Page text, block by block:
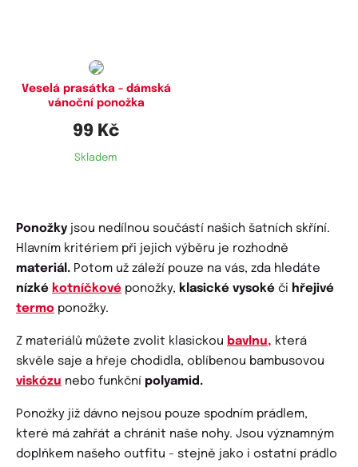
Veselá prasátka - dámská
vánoční ponožka
99 Kč
Skladem
Ponožky jsou nedílnou součástí našich šatních skříní.
Hlavním kritériem při jejich výběru je rozhodně
materiál. Potom už záleží pouze na vás, zda hledáte
nízké kotníčkové ponožky, klasické vysoké či hřejivé
termo ponožky.
Z materiálů můžete zvolit klasickou bavlnu, která
skvěle saje a hřeje chodidla, oblíbenou bambusovou
viskózu nebo funkční polyamid.
Ponožky již dávno nejsou pouze spodním prádlem,
které má zahřát a chránit naše nohy. Jsou významným
doplňkem našeho outfitu - stejně jako i ostatní prádlo